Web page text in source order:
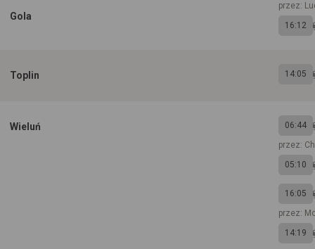
Gola
przez:
16:12
Toplin 14:05
Wieluń
06:44
przez:
05:10
16:05
przez:
14:19